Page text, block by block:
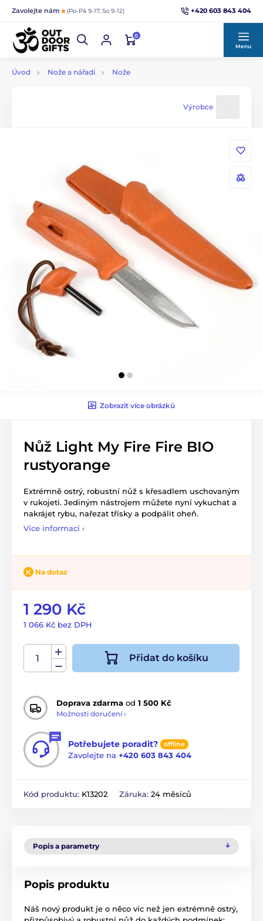
Zavolejte nám (Po-Pá 9-17, So 9-12) +420 603 843 404
0
Menu
Úvod Nože a nářadí Nože
Výrobce
Zobrazit více obrázků
Nůž Light My Fire Fire BIO
rustyorange
Extrémně ostrý, robustní nůž s křesadlem uschovaným
v rukojeti. Jediným nástrojem můžete nyní vykuchat a
nakrájet rybu, nařezat třísky a podpálit oheň.
Více informací ›
Na dotaz
1 290 Kč
1 066 Kč bez DPH
Přidat do košíku
Doprava zdarma od 1 500 Kč
Možnosti doručení ›
Potřebujete poradit? offline
Zavolejte na +420 603 843 404
Kód produktu: K13202 Záruka: 24 měsíců
Popis a parametry
Popis produktu
Náš nový produkt je o něco víc než jen extrémně ostrý,